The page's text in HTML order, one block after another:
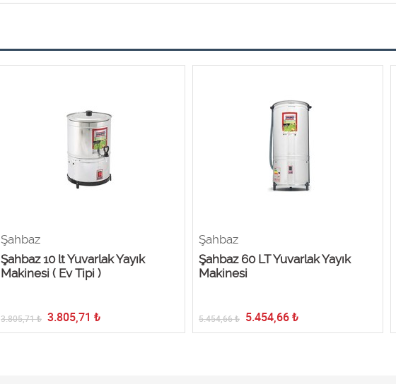
Şahbaz
Şahbaz 10 lt Yuvarlak Yayık
Makinesi ( Ev Tipi )
3.805,71₺ 3.805,71 ₺
Şahbaz
Şahbaz 60 LT Yuvarlak Yayık
Makinesi
5.454,66₺ 5.454,66 ₺